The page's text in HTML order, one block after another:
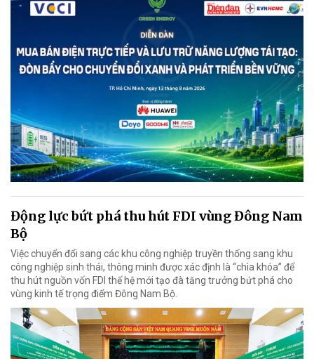
Động lực bứt phá thu hút FDI vùng Đông Nam
Bộ
Việc chuyển đổi sang các khu công nghiệp truyền thống sang khu
công nghiệp sinh thái, thông minh được xác định là “chìa khóa” để
thu hút nguồn vốn FDI thế hệ mới tạo đà tăng trưởng bứt phá cho
vùng kinh tế trọng điểm Đông Nam Bộ.